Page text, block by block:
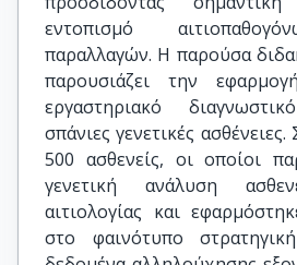
εντοπισμό
παραλλαγών. Η παρούσα
παρουσιάζει την
εργαστηριακό
σπάνιες γενετικές
500 ασθενείς, οι οποίοι
γενετική ανάλυση
αιτιολογίας και
στο φαινότυπο